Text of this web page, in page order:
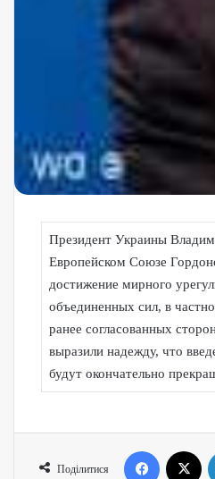
Президент Украины
Европейском Союзе
достижение мирного
объединенных сил, в
ранее согласованных
выразили надежду, что
будут окончательно
Поділитися